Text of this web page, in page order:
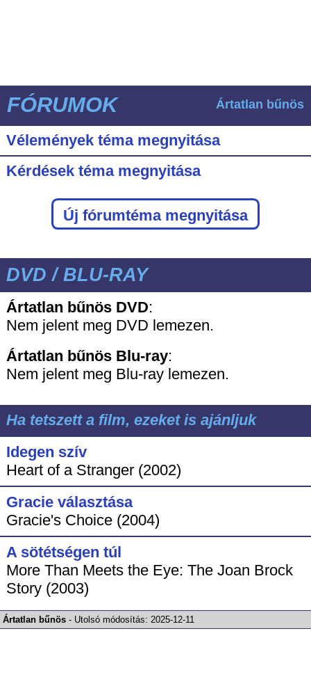
FÓRUMOK Ártatlan bűnös
Vélemények téma megnyitása
Kérdések téma megnyitása
Új fórumtéma megnyitása
DVD / BLU-RAY
Ártatlan bűnös DVD:
Nem jelent meg DVD lemezen.
Ártatlan bűnös Blu-ray:
Nem jelent meg Blu-ray lemezen.
Ha tetszett a film, ezeket is ajánljuk
Idegen szív
Heart of a Stranger (2002)
Gracie választása
Gracie's Choice (2004)
A sötétségen túl
More Than Meets the Eye: The Joan Brock
Story (2003)
Ártatlan bűnös - Utolsó módosítás: 2025-12-11